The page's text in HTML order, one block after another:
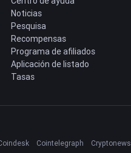
Noticias
Pesquisa
Recompensas
Programa de afiliados
Aplicación de listado
Tasas
Cointelegraph Cryptonews